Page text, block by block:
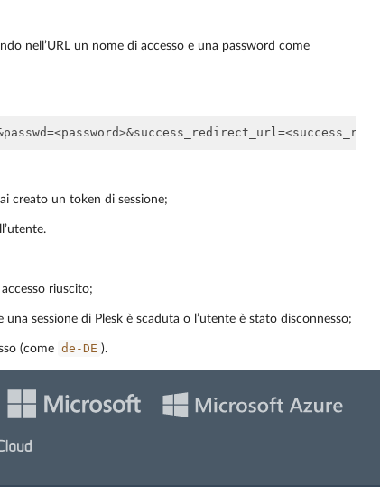
nell’URL un nome di accesso e una password come
creato un token di sessione;
riuscito;
sessione di Plesk è scaduta o l’utente è stato disconnesso;
(come de-DE ).